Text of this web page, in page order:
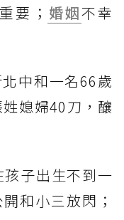
要； 婚姻不幸
中和一名66歲
媳婦40刀，釀
子出生不到一
和小三放閃；